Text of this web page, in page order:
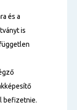
és a
is
befizetnie.